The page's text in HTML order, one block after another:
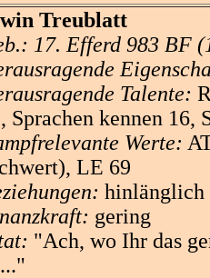
Treublatt
17. Efferd 983 BF
Talente:
Sprachen kennen 16,
Werte:
LE 69
hinlänglich
gering
"Ach, wo Ihr das